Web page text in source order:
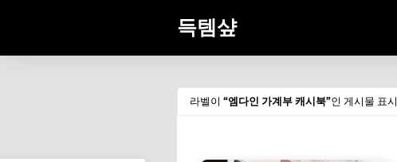
득템샾
라벨이 엠다인 가계부 캐시북 인 게시물 표시